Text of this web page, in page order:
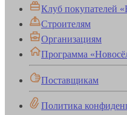
Клуб покупателей
Строителям
Организациям
Программа
Поставщикам
Политика